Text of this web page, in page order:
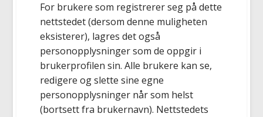
For brukere som registrerer seg på dette
nettstedet (dersom denne muligheten
eksisterer), lagres det også
personopplysninger som de oppgir i
brukerprofilen sin. Alle brukere kan se,
redigere og slette sine egne
personopplysninger når som helst
(bortsett fra brukernavn). Nettstedets